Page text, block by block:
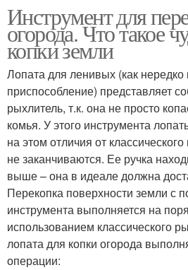
Инструмент для
огорода. Что такое
копки земли
Лопата для ленивых (как
приспособление) представляет
рыхлитель, т.к. она не просто
комья. У этого инструмента
на этом отличия от
не заканчиваются. Ее ручка
выше – она в идеале должна
Перекопка поверхности земли с
инструмента выполняется на
использованием классического
лопата для копки огорода
операции: